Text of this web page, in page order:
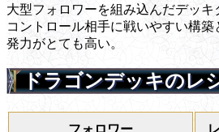
大型フォロワーを組み込んだデッ
コントロール相手に戦いやすい構
発力がとても高い。
ドラゴンデッキのレ